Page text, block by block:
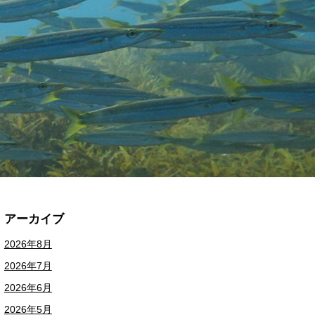
アーカイブ
2026年8月
2026年7月
2026年6月
2026年5月